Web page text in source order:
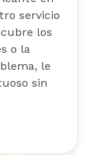
servicio
los
o la
le
sin